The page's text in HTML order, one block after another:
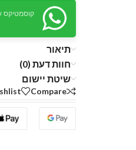
קוסמטיקס
תיאור
חוות דעת (0)
שיטת יישום
Compare